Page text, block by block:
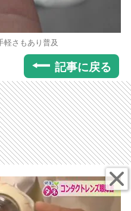
軽さもあり普及
記事に戻る